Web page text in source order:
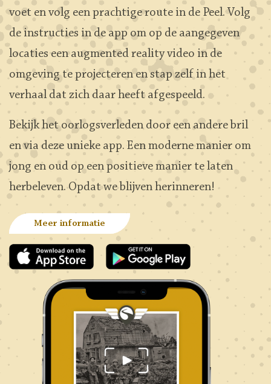
voet en volg een prachtige route in de Peel. Volg
de instructies in de app om op de aangegeven
locaties een augmented reality video in de
omgeving te projecteren en stap zelf in het
verhaal dat zich daar heeft afgespeeld.
Bekijk het oorlogsverleden door een andere bril
en via deze unieke app. Een moderne manier om
jong en oud op een positieve manier te laten
herbeleven. Opdat we blijven herinneren!
Meer informatie